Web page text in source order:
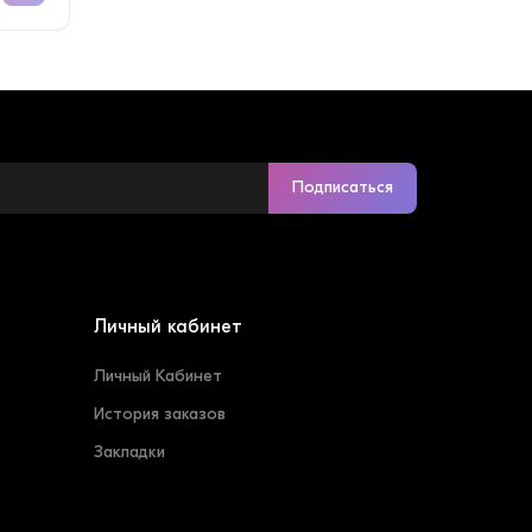
Подписаться
Личный кабинет
Личный Кабинет
История заказов
Закладки